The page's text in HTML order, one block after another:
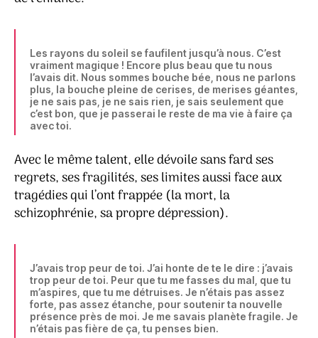
Les rayons du soleil se faufilent jusqu’à nous. C’est
vraiment magique ! Encore plus beau que tu nous
l’avais dit. Nous sommes bouche bée, nous ne parlons
plus, la bouche pleine de cerises, de merises géantes,
je ne sais pas, je ne sais rien, je sais seulement que
c’est bon, que je passerai le reste de ma vie à faire ça
avec toi.
Avec le même talent, elle dévoile sans fard ses
regrets, ses fragilités, ses limites aussi face aux
tragédies qui l’ont frappée (la mort, la
schizophrénie, sa propre dépression).
J’avais trop peur de toi. J’ai honte de te le dire : j’avais
trop peur de toi. Peur que tu me fasses du mal, que tu
m’aspires, que tu me détruises. Je n’étais pas assez
forte, pas assez étanche, pour soutenir ta nouvelle
présence près de moi. Je me savais planète fragile. Je
n’étais pas fière de ça, tu penses bien.